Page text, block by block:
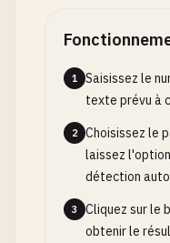
1
Saisissez le
texte prévu à
2
Choisissez le
laissez
détection
3
Cliquez sur le
obtenir le